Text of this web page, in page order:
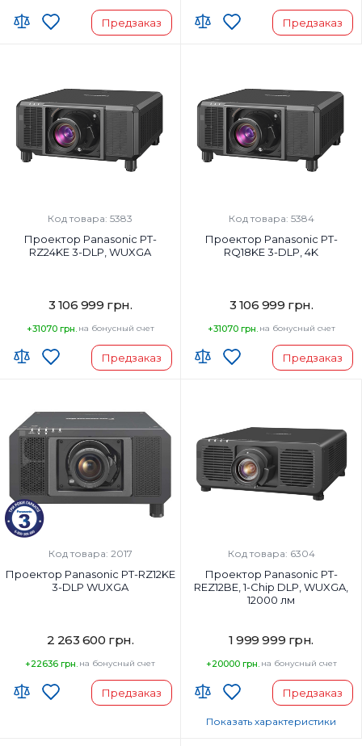
Предзаказ Предзаказ
Код товара: 5383
Проектор Panasonic PT-
RZ24KE 3-DLP, WUXGA
3 106 999 грн.
+31070 грн. на бонусный счет
Предзаказ
Код товара: 5384
Проектор Panasonic PT-
RQ18KE 3-DLP, 4K
3 106 999 грн.
+31070 грн. на бонусный счет
Предзаказ
Код товара: 2017
Проектор Panasonic PT-RZ12KE
3-DLP WUXGA
2 263 600 грн.
+22636 грн. на бонусный счет
Предзаказ
Код товара: 6304
Проектор Panasonic PT-
REZ12BE, 1-Chip DLP, WUXGA,
12000 лм
1 999 999 грн.
+20000 грн. на бонусный счет
Предзаказ
Показать характеристики